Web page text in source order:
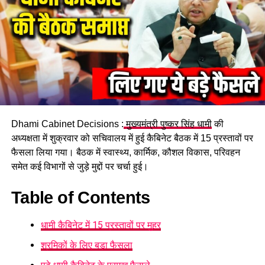
नियंत्रित किया जाए।
नगर क्षेत्रों में नालियों और जल निकासी व्यवस्था को दुरुस्त रखा जाए।
आपात स्थिति में यहां करें संपर्क
फोन: 0135-2710335, 2064314, 2064315, 2664316
फैक्स: 0135-2710334, 2664317
टोल फ्री नंबर: 1070
मोबाइल: 9058441404, 8218867006
RELATED TOPICS:
UP NEXT
मलबे में दबा
बड़ी ख़बर: पूर्व विधायक सुरेश राठौड़ को बीजेपी ने किया 6 साल के
लिए निष्कासित
Dhami Cabinet Decisions : मुख्यमंत्री पुष्कर सिंह धामीकी
अध्यक्षता में शुक्रवार को सचिवालय में हुई कैबिनेट बैठक में 15 प्रस्तावों पर
फैसला लिया गया। बैठक में स्वास्थ्य, कार्मिक, कौशल विकास, परिवहन
समेत कई विभागों से जुड़े मुद्दों पर चर्चा हुई।
Table of Contents
धामी कैबिनेट में 15 प्रस्तावों पर मुहर
श्रमिकों के लिए बड़ा फैसला